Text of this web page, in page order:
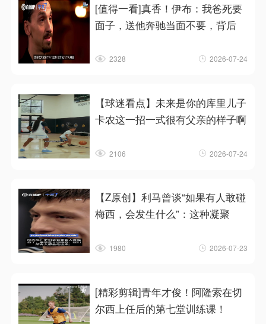
[值得一看]真香！伊布：我爸死要
面子，送他奔驰当面不要，背后
2328 2026-07-24
【球迷看点】未来是你的库里儿子
卡农这一招一式很有父亲的样子啊
2106 2026-07-24
【Z原创】利马曾谈“如果有人敢碰
梅西，会发生什么”：这种凝聚
1980 2026-07-23
[精彩剪辑]青年才俊！阿隆索在切
尔西上任后的第七堂训练课！